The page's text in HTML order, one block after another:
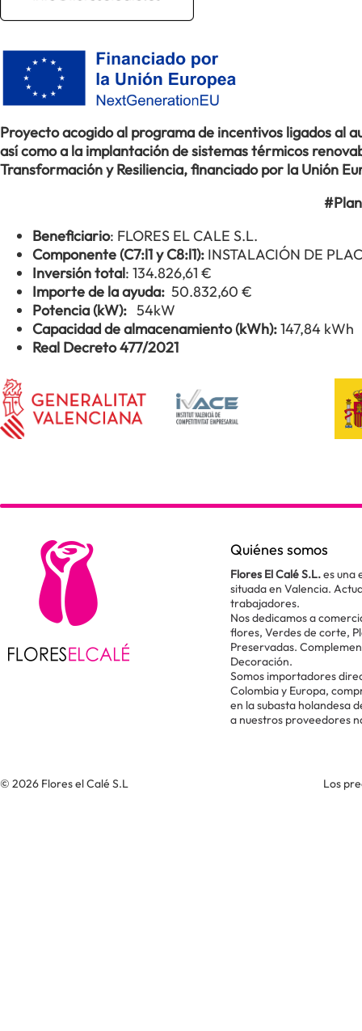
Proyecto acogido al programa de incentivos ligados al
así como a la implantación de sistemas térmicos
Transformación y Resiliencia, financiado por la Unión
Beneficiario: FLORES EL CALE S.L.
Componente (C7:l1 y C8:l1): INSTALACIÓN DE
Inversión total: 134.826,61 €
Importe de la ayuda: 50.832,60 €
Potencia (kW): 54kW
Capacidad de almacenamiento (kWh):147,84 kWh
Real Decreto 477/2021
Quiénes somos
Flores El Calé S.L.es una
situada en Valencia.
trabajadores.
Nos dedicamos a
flores, Verdes de corte,
Preservadas.
Decoración.
Somos importadores
Colombia y Europa,
en la subasta holandesa
a nuestros proveedores
© 2026 Flores el Calé S.L Los